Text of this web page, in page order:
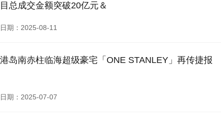
目总成交金额突破20亿元＆
日期：2025-08-11
港岛南赤柱临海超级豪宅「ONE STANLEY」再传捷报
日期：2025-07-07